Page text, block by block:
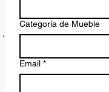
Categoría de Mueble
Email *